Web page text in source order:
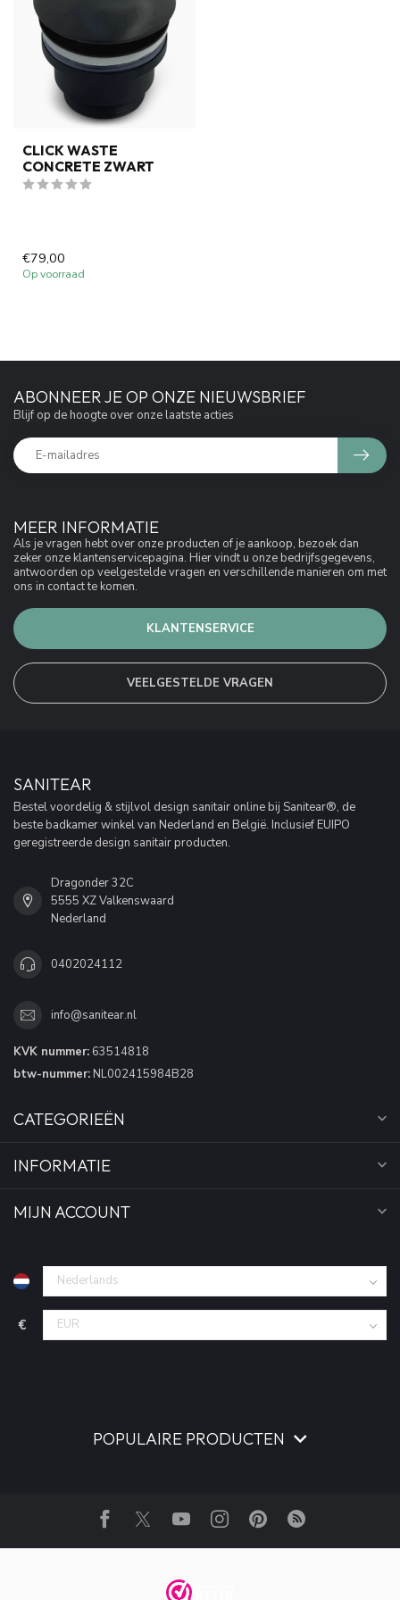
CLICK WASTE
CONCRETE ZWART
€79,00
Op voorraad
MEER INFORMATIE
Als je vragen hebt over onze producten of je aankoop, bezoek dan
zeker onze klantenservicepagina. Hier vindt u onze bedrijfsgegevens,
antwoorden op veelgestelde vragen en verschillende manieren om met
ons in contact te komen.
KLANTENSERVICE
VEELGESTELDE VRAGEN
ABONNEER JE OP ONZE NIEUWSBRIEF
Blijf op de hoogte over onze laatste acties
SANITEAR
Bestel voordelig & stijlvol design sanitair online bij Sanitear®, de
beste badkamer winkel van Nederland en België. Inclusief EUIPO
geregistreerde design sanitair producten.
Dragonder 32C
5555 XZ Valkenswaard
Nederland
0402024112
info@sanitear.nl
KVK nummer: 63514818
btw-nummer: NL002415984B28
CATEGORIEËN
INFORMATIE
MIJN ACCOUNT
€
POPULAIRE PRODUCTEN